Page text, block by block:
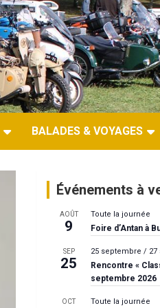
BALADES & VOYAGES
Événements à
AOÛT
9
Toute la journée
Foire d’Antan à
SEP
25
25 septembre /
Rencontre «
septembre 2026
OCT Toute la journée